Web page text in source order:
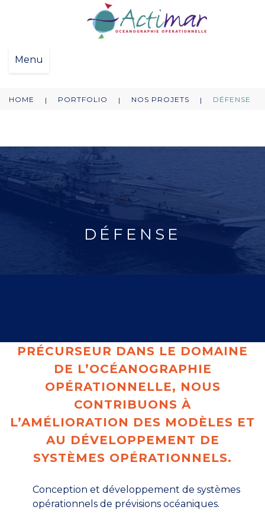
Menu
HOME | PORTFOLIO | NOS PROJETS | DÉFENSE
DÉFENSE
PRÉCURSEUR DANS LE DOMAINE
DE L’OCÉANOGRAPHIE
OPÉRATIONNELLE, NOUS
CONTRIBUONS À
L’AMÉLIORATION DES MODÈLES ET
AU DÉVELOPPEMENT DE
SYSTÈMES OPÉRATIONNELS.
Conception et développement de systèmes
opérationnels de prévisions océaniques.